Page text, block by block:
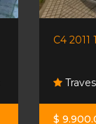
C4 2011
$